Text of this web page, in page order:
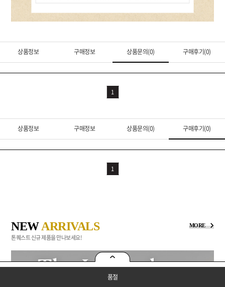
품절
상품정보 구매정보 상품문의(0) 구매후기(0)
1
상품정보 구매정보 상품문의(0) 구매후기(0)
1
NEWARRIVALS MORE
톤퀘스트 신규 제품을 만나보세요!